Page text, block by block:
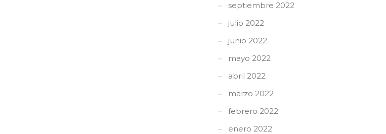
septiembre 2022
julio 2022
junio 2022
mayo 2022
abril 2022
marzo 2022
febrero 2022
enero 2022